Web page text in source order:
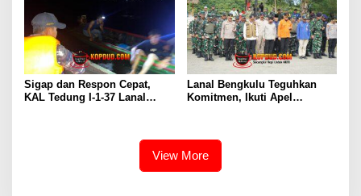
Sigap dan Respon Cepat,
KAL Tedung I-1-37 Lanal
Lanal Bengkulu Teguhkan
Komitmen, Ikuti Apel
View More